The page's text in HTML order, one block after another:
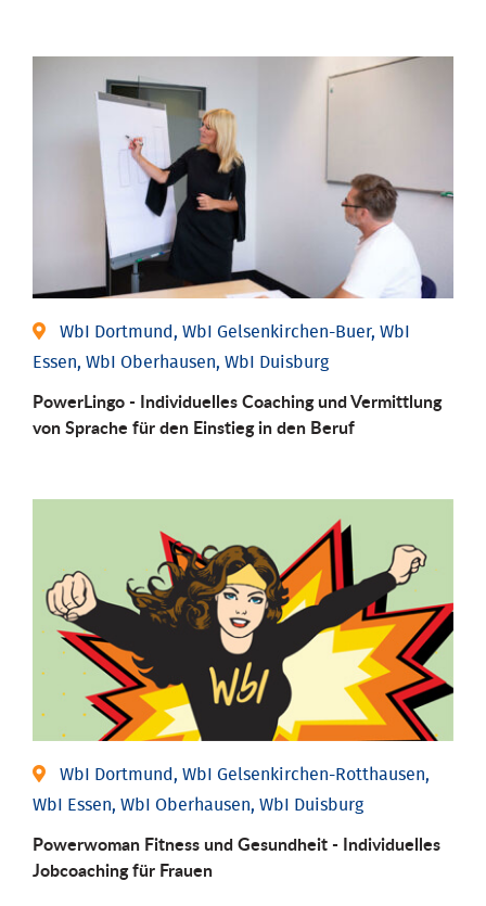
WbI Dortmund, WbI Gelsenkirchen-Buer, WbI
Essen, WbI Oberhausen, WbI Duisburg
PowerLingo - Individuelles Coaching und Vermittlung
von Sprache für den Einstieg in den Beruf
WbI Dortmund, WbI Gelsenkirchen-Rotthausen,
WbI Essen, WbI Oberhausen, WbI Duisburg
Powerwoman Fitness und Gesund­heit - Individu­elles
Job­coaching für Frauen